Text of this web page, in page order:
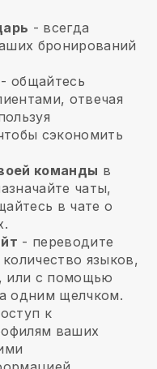
- всегда
бронирований
- общайтесь
отвечая
сэкономить
команды в
чаты,
в чате о
- переводите
языков,
или с помощью
одним щелчком.
к
ваших